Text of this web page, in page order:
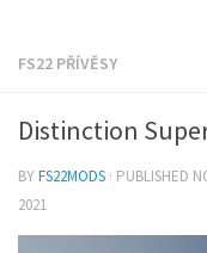
FS22 PŘÍVĚSY
Distinction
BYFS22MODS · PUBLISHED
2021